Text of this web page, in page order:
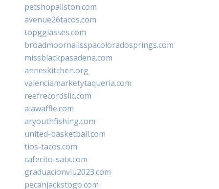
petshopallston.com
avenue26tacos.com
topgglasses.com
broadmoornailsspacoloradosprings.com
missblackpasadena.com
anneskitchen.org
valenciamarketytaqueria.com
reefrecordsllc.com
alawaffle.com
aryouthfishing.com
united-basketball.com
tios-tacos.com
cafecito-satx.com
graduacionviu2023.com
pecanjackstogo.com